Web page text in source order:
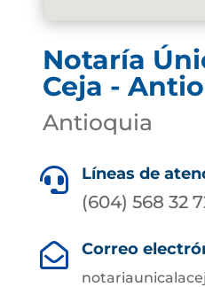
Notaría
Ceja -
Antioquia
 Líneas de
(604) 568 32
 Correo